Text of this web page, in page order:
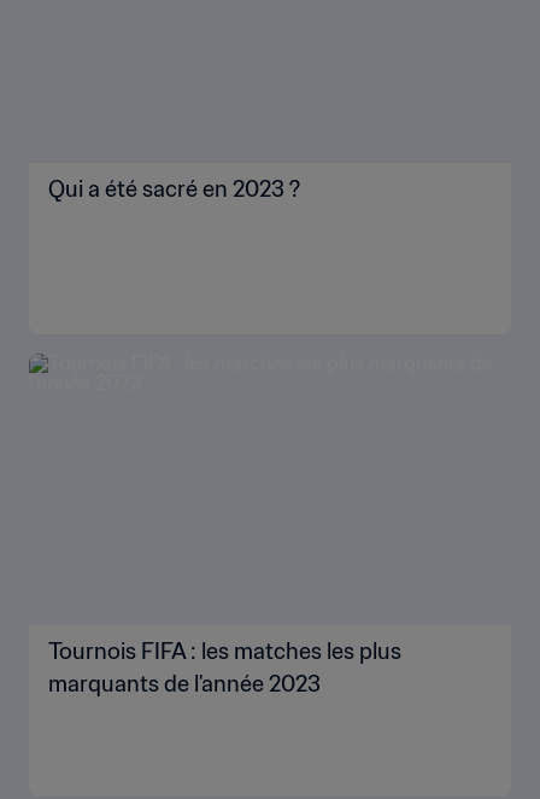
Qui a été sacré en 2023 ?
Tournois FIFA : les matches les plus
marquants de l'année 2023